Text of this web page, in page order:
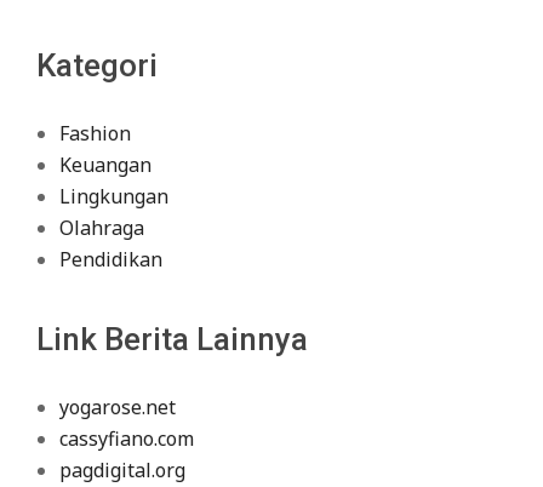
Kategori
Fashion
Keuangan
Lingkungan
Olahraga
Pendidikan
Link Berita Lainnya
yogarose.net
cassyfiano.com
pagdigital.org